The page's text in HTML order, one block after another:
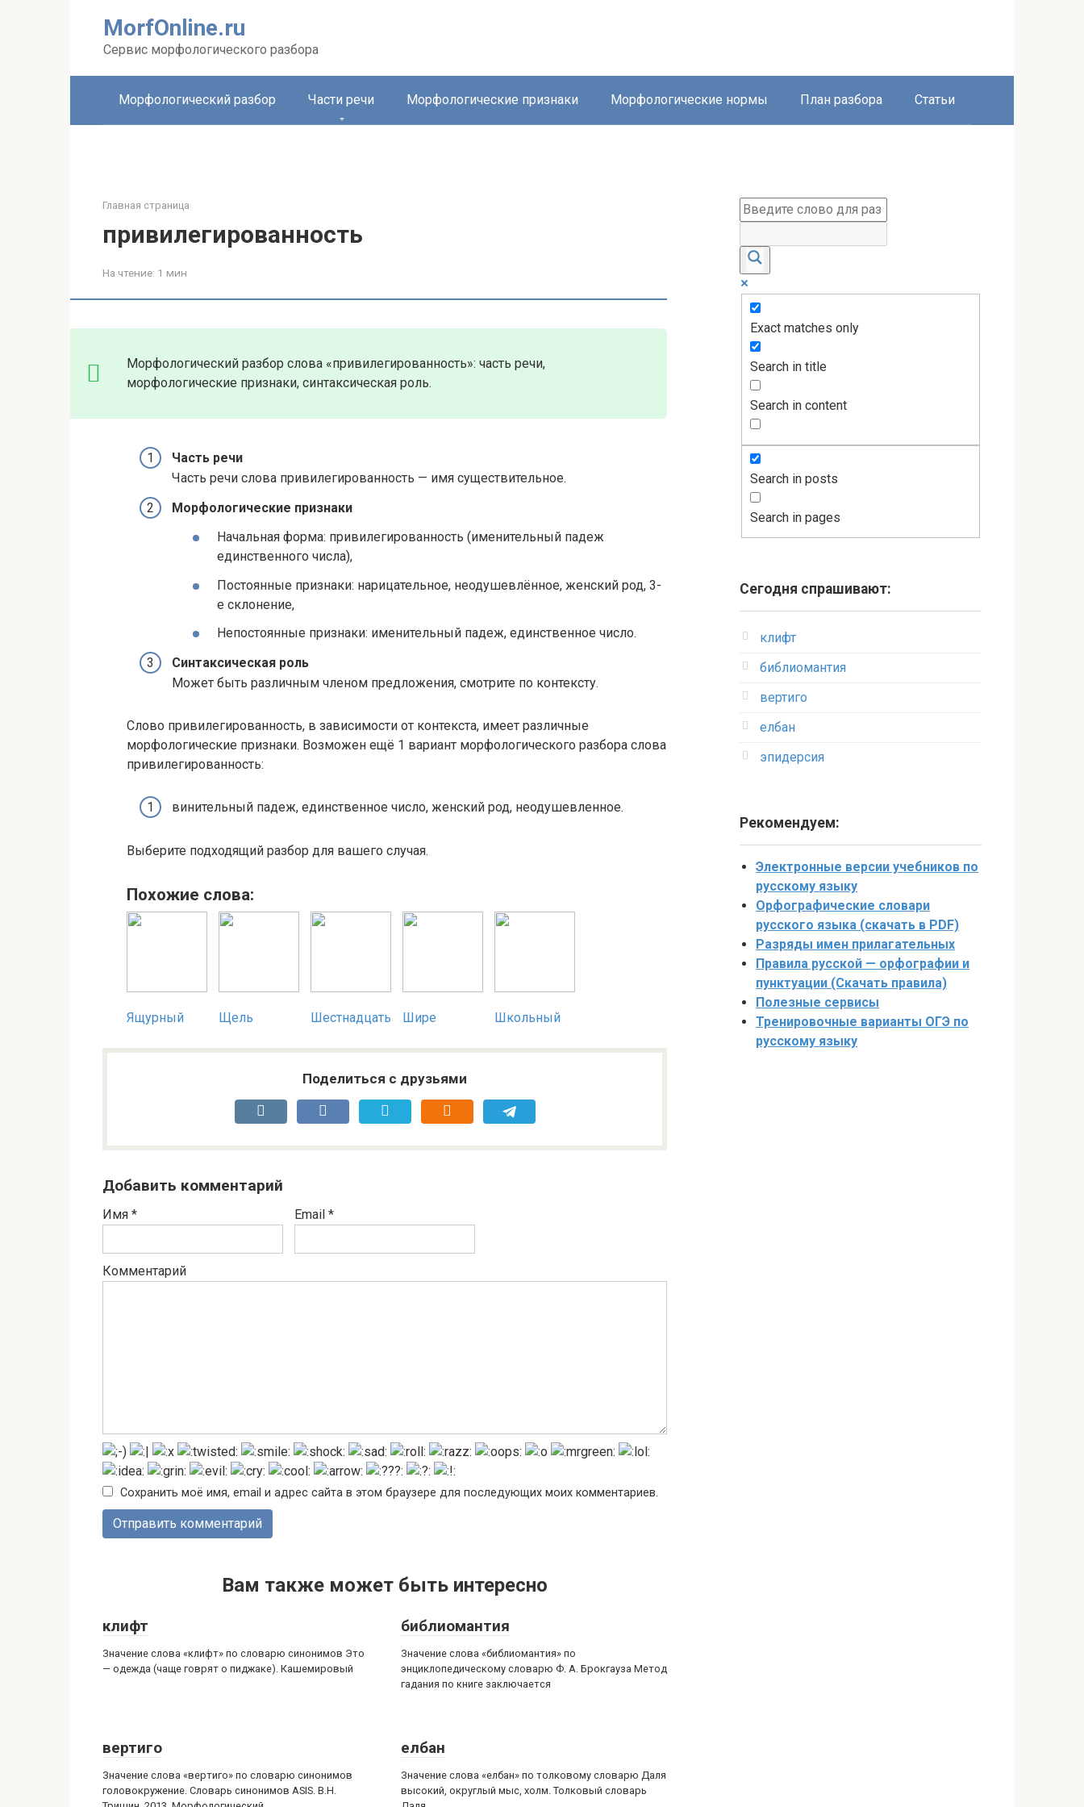
MorfOnline.ru
Сервис морфологического разбора
Морфологический разбор Части речи Морфологические признаки Морфологические нормы План разбора Статьи
Главная страница
привилегированность
На чтение: 1 мин
Морфологический разбор слова «привилегированность»: часть речи,
морфологические признаки, синтаксическая роль.
Часть речи
Часть речи слова привилегированность — имя существительное.
Морфологические признаки
Начальная форма: привилегированность (именительный падеж
единственного числа),
Постоянные признаки: нарицательное, неодушевлённое, женский род, 3-
е склонение,
Непостоянные признаки: именительный падеж, единственное число.
Синтаксическая роль
Может быть различным членом предложения, смотрите по контексту.
Слово привилегированность, в зависимости от контекста, имеет различные
морфологические признаки. Возможен ещё 1 вариант морфологического разбора слова
привилегированность:
винительный падеж, единственное число, женский род, неодушевленное.
Выберите подходящий разбор для вашего случая.
Похожие слова:
Ящурный Щель Шестнадцать Шире Школьный
Поделиться с друзьями
Добавить комментарий
Имя * Email *
Комментарий
Сохранить моё имя, email и адрес сайта в этом браузере для последующих моих комментариев.
Вам также может быть интересно
клифт
Значение слова «клифт» по словарю синонимов Это
— одежда (чаще говрят о пиджаке). Кашемировый
библиомантия
Значение слова «библиомантия» по
энциклопедическому словарю Ф. А. Брокгауза Метод
гадания по книге заключается
вертиго
Значение слова «вертиго» по словарю синонимов
головокружение. Словарь синонимов ASIS. В.Н.
елбан
Значение слова «елбан» по толковому словарю Даля
высокий, округлый мыс, холм. Толковый словарь
Exact matches only
Search in title
Search in content
Search in posts
Search in pages
Сегодня спрашивают:
клифт
библиомантия
вертиго
елбан
эпидерсия
Рекомендуем:
Электронные версии учебников по
русскому языку
Орфографические словари
русского языка (скачать в PDF)
Разряды имен прилагательных
Правила русской — орфографии и
пунктуации (Скачать правила)
Полезные сервисы
Тренировочные варианты ОГЭ по
русскому языку